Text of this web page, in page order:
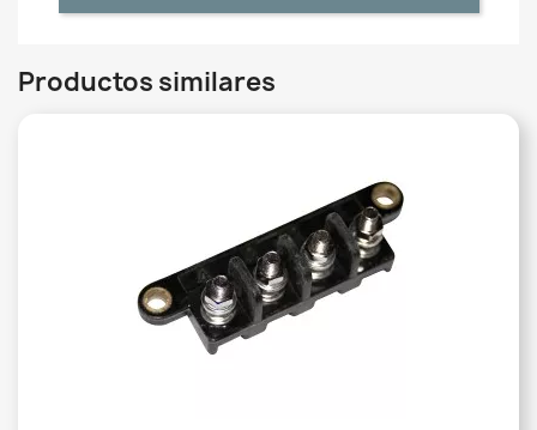
Productos similares